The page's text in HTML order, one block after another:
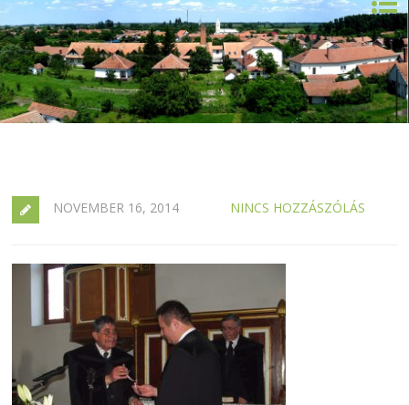
NOVEMBER 16, 2014 NINCS HOZZÁSZÓLÁS